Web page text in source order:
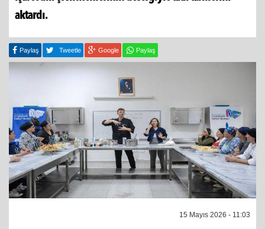
işaret dili çevirmenlerinin desteğiyle tatlı tariflerini
Paylaş Tweetle Google Paylaş